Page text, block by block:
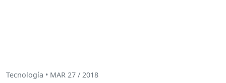
Tecnología • MAR 27 / 2018